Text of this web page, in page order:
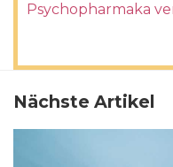
Psychopharmaka
Nächste Artikel